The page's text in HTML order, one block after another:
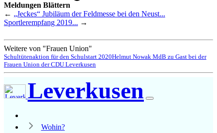
Meldungen Blättern
← „Jeckes“ Jubiläum der Feldmesse bei den Neust...
Sportlerempfang 2019... →
Weitere von "Frauen Union"
Schultütenaktion für den Schulstart 2020Helmut Nowak MdB zu Gast bei der
Frauen Union der CDU Leverkusen
Leverkusen
Wohin?